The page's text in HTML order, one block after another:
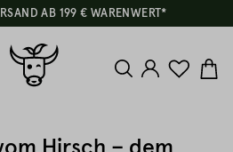
AB 199 € WARENWERT*